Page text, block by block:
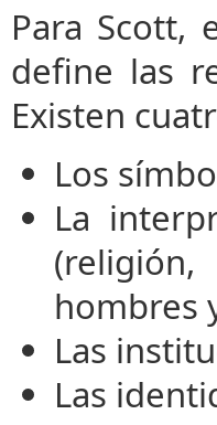
Para Scott,
define las
Existen
Los
La
hombres
Las
Las